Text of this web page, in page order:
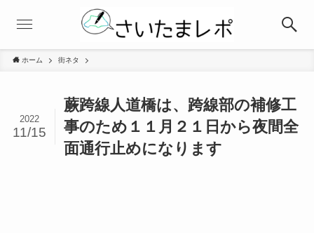
ホーム 街ネタ
蕨跨線人道橋は、跨線部の補修工
事のため１１月２１日から夜間全
面通行止めになります
2022
11/15